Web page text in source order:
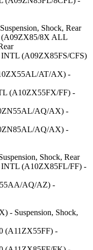
Shock, Rear
(A09ZX85/8X ALL
(A09ZX85FS/CFS)
AT/AX) -
(A10ZX55FX/FF) -
AQ/AX) -
AQ/AX) -
Shock, Rear
INTL (A10ZX85FL/FF) -
AQ/AZ) -
Suspension, Shock,
(A11ZX55FF) -